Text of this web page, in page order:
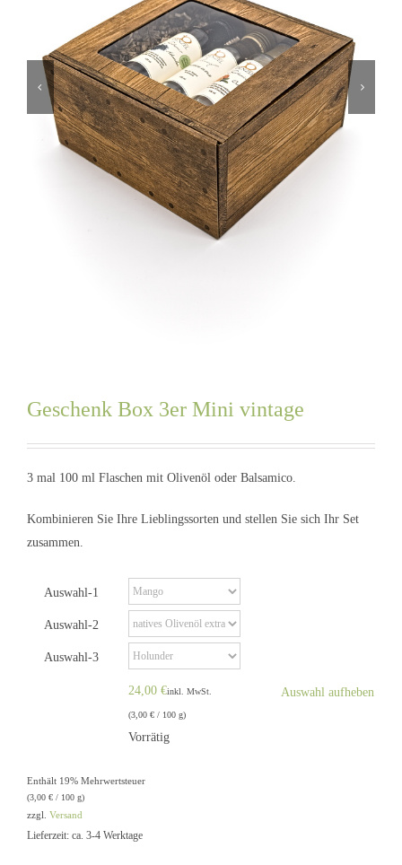
Geschenk Box 3er Mini vintage
3 mal 100 ml Flaschen mit Olivenöl oder Balsamico.
Kombinieren Sie Ihre Lieblingssorten und stellen Sie sich Ihr Set
zusammen.
Auswahl-1
Auswahl-2
Auswahl-3
24,00 €inkl. MwSt.
(3,00 € / 100 g)
Vorrätig
Auswahl aufheben
Enthält 19% Mehrwertsteuer
(3,00 € / 100 g)
zzgl. Versand
Lieferzeit: ca. 3-4 Werktage